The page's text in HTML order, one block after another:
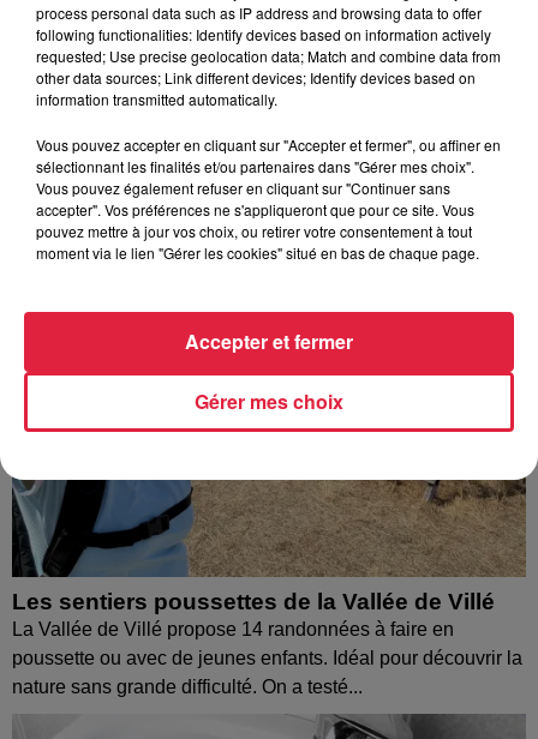
À découvrir également
Les sentiers poussettes de la Vallée de Villé
La Vallée de Villé propose 14 randonnées à faire en
poussette ou avec de jeunes enfants. Idéal pour découvrir la
nature sans grande difficulté. On a testé...
process personal data such as IP address and browsing data to offer
following functionalities: Identify devices based on information actively
requested; Use precise geolocation data; Match and combine data from
other data sources; Link different devices; Identify devices based on
information transmitted automatically.
Vous pouvez accepter en cliquant sur "Accepter et fermer", ou affiner en
sélectionnant les finalités et/ou partenaires dans "Gérer mes choix".
Vous pouvez également refuser en cliquant sur "Continuer sans
accepter". Vos préférences ne s'appliqueront que pour ce site. Vous
pouvez mettre à jour vos choix, ou retirer votre consentement à tout
moment via le lien "Gérer les cookies" situé en bas de chaque page.
Gérer mes choix
Accepter et fermer